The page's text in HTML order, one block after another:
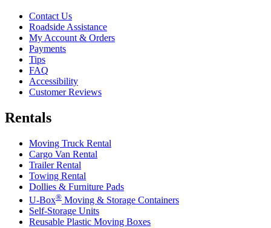
Contact Us
Roadside Assistance
My Account & Orders
Payments
Tips
FAQ
Accessibility
Customer Reviews
Rentals
Moving Truck Rental
Cargo Van Rental
Trailer Rental
Towing Rental
Dollies & Furniture Pads
U-Box® Moving & Storage Containers
Self-Storage Units
Reusable Plastic Moving Boxes